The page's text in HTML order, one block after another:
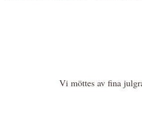
Vi möttes av fina